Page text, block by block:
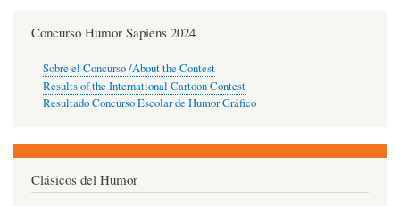
Concurso Humor Sapiens 2024
Sobre el Concurso /About the Contest
Results of the International Cartoon Contest
Resultado Concurso Escolar de Humor Gráfico
Clásicos del Humor